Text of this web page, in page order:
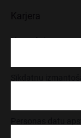
Kontakti